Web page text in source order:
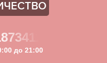
до 21:00